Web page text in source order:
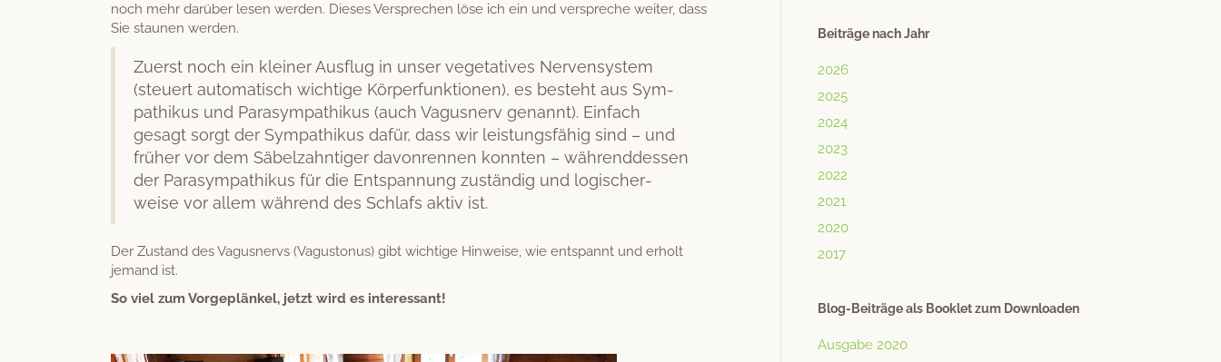
noch mehr darüber lesen wer­den. Dieses Ver­sprechen löse ich ein und ver­spreche weit­er, dass
Sie staunen werden.
Zuerst noch ein klein­er Aus­flug in unser veg­e­ta­tives Ner­ven­sys­tem
(steuert automa­tisch wichtige Kör­per­funk­tio­nen), es beste­ht aus Sym­
pa­thikus und Parasym­pa­thikus (auch Vagus­nerv genan­nt). Ein­fach
gesagt sorgt der Sym­pa­thikus dafür, dass wir leis­tungs­fähig sind – und
früher vor dem Säbelzah­ntiger davon­ren­nen kon­nten – während­dessen
der Parasym­pa­thikus für die Entspan­nung zuständig und logis­cher­
weise vor allem während des Schlafs aktiv ist.
Der Zus­tand des Vagus­nervs (Vagus­tonus) gibt wichtige Hin­weise, wie entspan­nt und erholt
jemand ist.
So viel zum Vorge­plänkel, jet­zt wird es interessant!
Beiträge nach Jahr
2026
2025
2024
2023
2022
2021
2020
2017
Blog-Beiträge als Booklet zum Downloaden
Ausgabe 2020